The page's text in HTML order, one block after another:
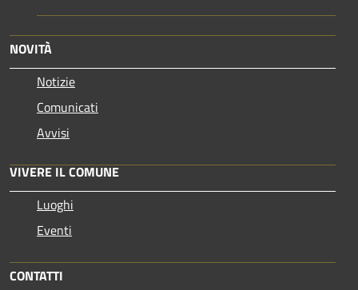
NOVITÀ
Notizie
Comunicati
Avvisi
VIVERE IL COMUNE
Luoghi
Eventi
CONTATTI